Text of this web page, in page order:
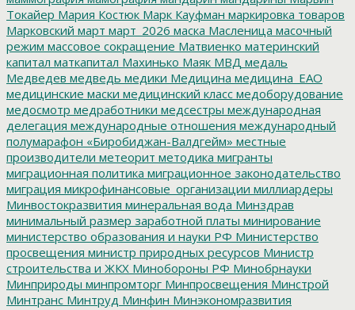
Токайер Мария Костюк Марк Кауфман маркировка товаров
Марковский март март_2026 маска Масленица масочный
режим массовое сокращение Матвиенко материнский
капитал маткапитал Махинько Маяк МВД медаль
Медведев медведь медики Медицина медицина_ЕАО
медицинские маски медицинский класс медоборудование
медосмотр медработники медсестры международная
делегация международные отношения международный
полумарафон «Биробиджан-Валдгейм» местные
производители метеорит методика мигранты
миграционная политика миграционное законодательство
миграция микрофинансовые_организации миллиардеры
Минвостокразвития минеральная вода Минздрав
минимальный размер заработной платы минирование
министерство образования и науки РФ Министерство
просвещения министр природных ресурсов Министр
строительства и ЖКХ Минобороны РФ Минобрнауки
Минприроды минпромторг Минпросвещения Минстрой
Минтранс Минтруд Минфин Минэкономразвития